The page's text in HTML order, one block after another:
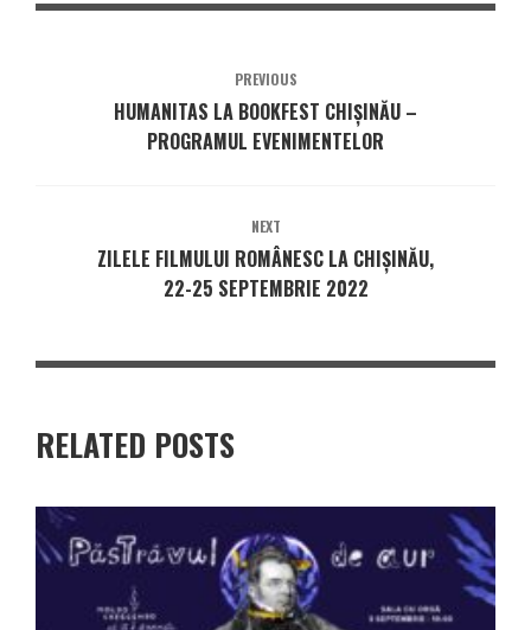
PREVIOUS
HUMANITAS LA BOOKFEST CHIȘINĂU –
PROGRAMUL EVENIMENTELOR
NEXT
ZILELE FILMULUI ROMÂNESC LA CHIȘINĂU,
22-25 SEPTEMBRIE 2022
RELATED POSTS